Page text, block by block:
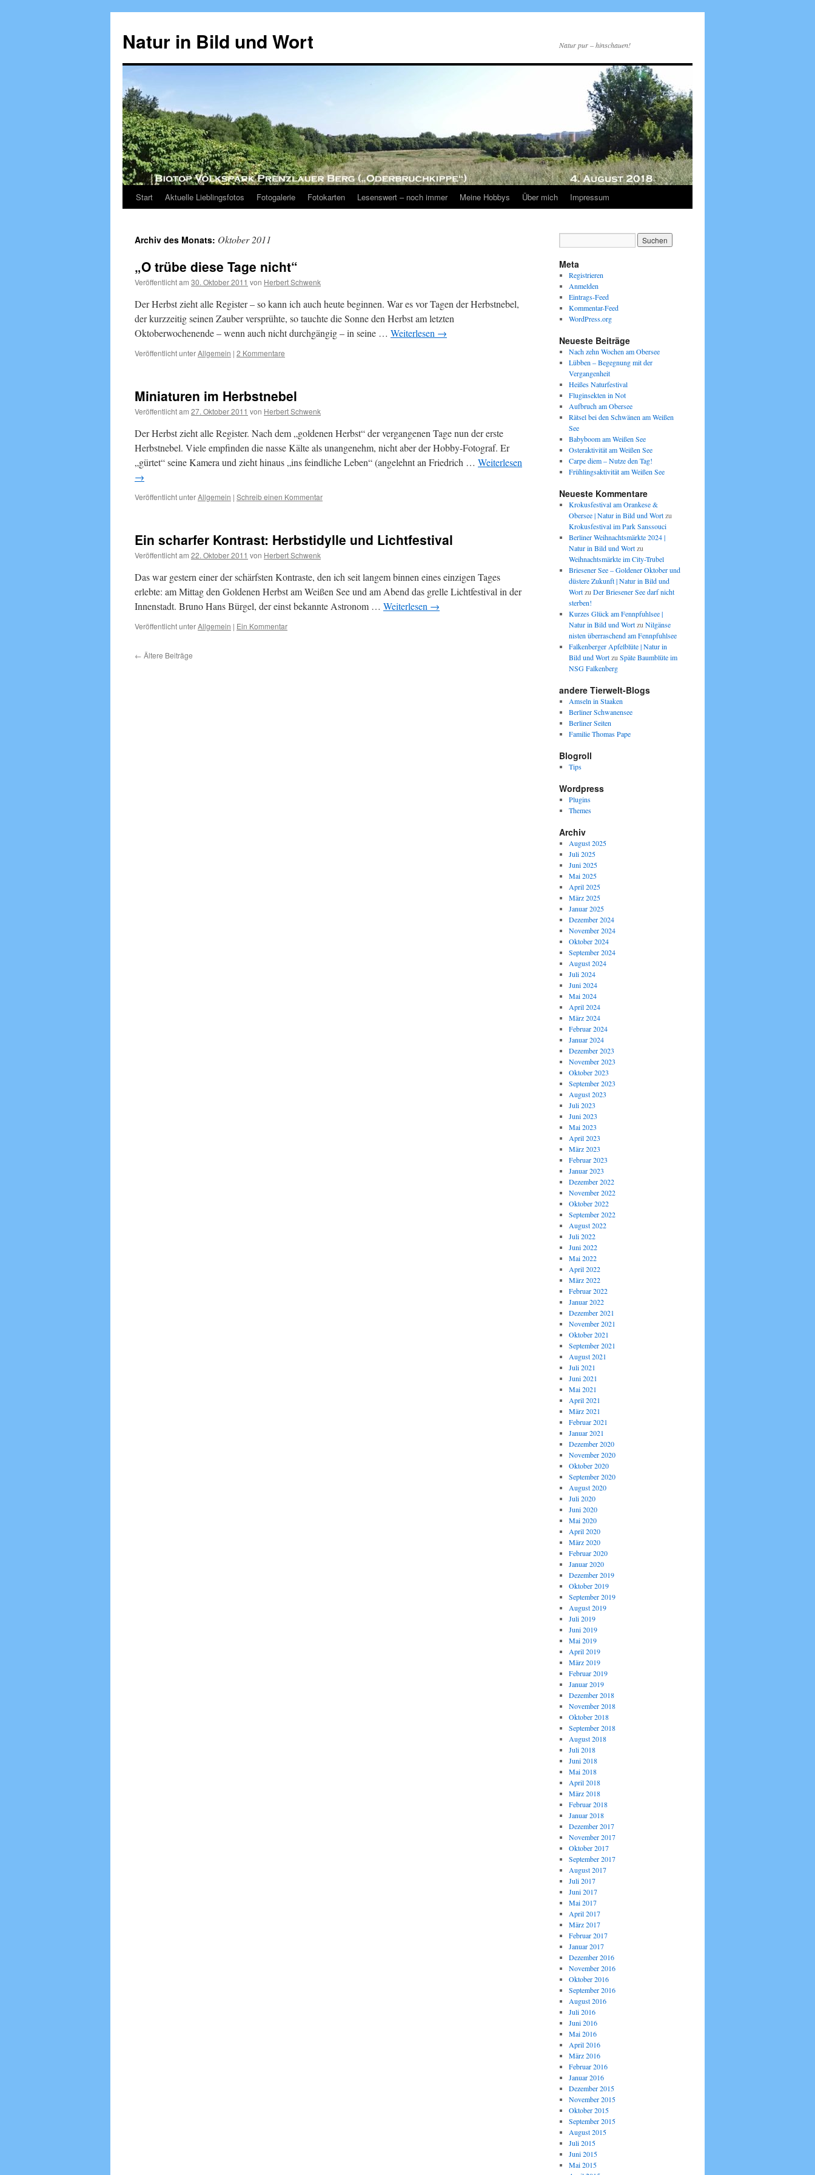
springen
Natur in Bild und Wort Natur pur – hinschauen!
Start Aktuelle Lieblingsfotos Fotogalerie Fotokarten Lesenswert – noch immer Meine Hobbys Über mich Impressum
Archiv des Monats: Oktober 2011
„O trübe diese Tage nicht“
Veröffentlicht am 30. Oktober 2011 von Herbert Schwenk
Der Herbst zieht alle Register – so kann ich auch heute beginnen. War es vor Tagen der Herbstnebel,
der kurzzeitig seinen Zauber versprühte, so tauchte die Sonne den Herbst am letzten
Oktoberwochenende – wenn auch nicht durchgängig – in seine … Weiterlesen →
Veröffentlicht unterAllgemein | 2 Kommentare
Miniaturen im Herbstnebel
Veröffentlicht am 27. Oktober 2011 von Herbert Schwenk
Der Herbst zieht alle Register. Nach dem „goldenen Herbst“ der vergangenen Tage nun der erste
Herbstnebel. Viele empfinden die nasse Kälte als unangenehm, nicht aber der Hobby-Fotograf. Er
„gürtet“ seine Kamera und zieht hinaus „ins feindliche Leben“ (angelehnt an Friedrich … Weiterlesen
→
Veröffentlicht unterAllgemein | Schreib einen Kommentar
Ein scharfer Kontrast: Herbstidylle und Lichtfestival
Veröffentlicht am 22. Oktober 2011 von Herbert Schwenk
Das war gestern einer der schärfsten Kontraste, den ich seit langem binnen eines einzigen Tages
erlebte: am Mittag den Goldenen Herbst am Weißen See und am Abend das grelle Lichtfestival in der
Innenstadt. Bruno Hans Bürgel, der einst bekannte Astronom … Weiterlesen →
Veröffentlicht unterAllgemein | Ein Kommentar
← Ältere Beiträge
Meta
Registrieren
Anmelden
Eintrags-Feed
Kommentar-Feed
WordPress.org
Neueste Beiträge
Nach zehn Wochen am Obersee
Lübben – Begegnung mit der
Vergangenheit
Heißes Naturfestival
Fluginsekten in Not
Aufbruch am Obersee
Rätsel bei den Schwänen am Weißen
See
Babyboom am Weißen See
Osteraktivität am Weißen See
Carpe diem – Nutze den Tag!
Frühlingsaktivität am Weißen See
Neueste Kommentare
Krokusfestival am Orankese &
Obersee | Natur in Bild und Wortzu
Krokusfestival im Park Sanssouci
Berliner Weihnachtsmärkte 2024 |
Natur in Bild und Wortzu
Weihnachtsmärkte im City-Trubel
Briesener See – Goldener Oktober und
düstere Zukunft | Natur in Bild und
Wortzu Der Briesener See darf nicht
sterben!
Kurzes Glück am Fennpfuhlsee |
Natur in Bild und Wortzu Nilgänse
nisten überraschend am Fennpfuhlsee
Falkenberger Apfelblüte | Natur in
Bild und Wortzu Späte Baumblüte im
NSG Falkenberg
andere Tierwelt-Blogs
Amseln in Staaken
Berliner Schwanensee
Berliner Seiten
Familie Thomas Pape
Blogroll
Tips
Wordpress
Plugins
Themes
Archiv
August 2025
Juli 2025
Juni 2025
Mai 2025
April 2025
März 2025
Januar 2025
Dezember 2024
November 2024
Oktober 2024
September 2024
August 2024
Juli 2024
Juni 2024
Mai 2024
April 2024
März 2024
Februar 2024
Januar 2024
Dezember 2023
November 2023
Oktober 2023
September 2023
August 2023
Juli 2023
Juni 2023
Mai 2023
April 2023
März 2023
Februar 2023
Januar 2023
Dezember 2022
November 2022
Oktober 2022
September 2022
August 2022
Juli 2022
Juni 2022
Mai 2022
April 2022
März 2022
Februar 2022
Januar 2022
Dezember 2021
November 2021
Oktober 2021
September 2021
August 2021
Juli 2021
Juni 2021
Mai 2021
April 2021
März 2021
Februar 2021
Januar 2021
Dezember 2020
November 2020
Oktober 2020
September 2020
August 2020
Juli 2020
Juni 2020
Mai 2020
April 2020
März 2020
Februar 2020
Januar 2020
Dezember 2019
Oktober 2019
September 2019
August 2019
Juli 2019
Juni 2019
Mai 2019
April 2019
März 2019
Februar 2019
Januar 2019
Dezember 2018
November 2018
Oktober 2018
September 2018
August 2018
Juli 2018
Juni 2018
Mai 2018
April 2018
März 2018
Februar 2018
Januar 2018
Dezember 2017
November 2017
Oktober 2017
September 2017
August 2017
Juli 2017
Juni 2017
Mai 2017
April 2017
März 2017
Februar 2017
Januar 2017
Dezember 2016
November 2016
Oktober 2016
September 2016
August 2016
Juli 2016
Juni 2016
Mai 2016
April 2016
März 2016
Februar 2016
Januar 2016
Dezember 2015
November 2015
Oktober 2015
September 2015
August 2015
Juli 2015
Juni 2015
Mai 2015